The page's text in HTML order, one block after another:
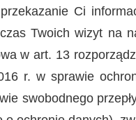
Ci
Twoich wizyt na
w art. 13
r. w sprawie
swobodnego